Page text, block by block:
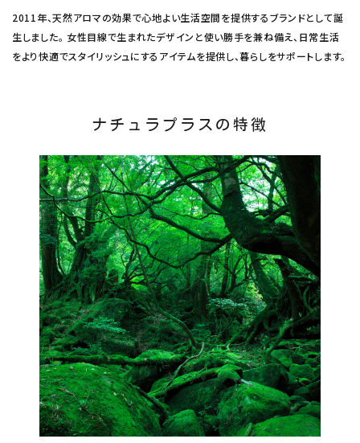
ナチュラプラス
コラム・スタッフのおすすめ
ご利用ガイド等
アカウント情報
ようこそ ゲスト 様
ログイン person 会員登録
2011年、天然アロマの効果で心地よい生活空間を提供するブランドとして誕
生しました。 女性目線で生まれたデザインと使い勝手を兼ね備え、日常生活
をより快適でスタイリッシュにするアイテムを提供し、暮らしをサポートします。
ナチュラプラスの特徴